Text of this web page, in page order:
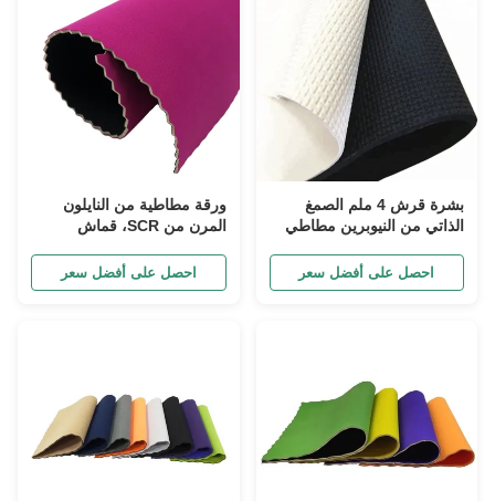
بشرة قرش 4 ملم الصمغ
الذاتي من النيوبرين مطاطي
احصل على أفضل سعر
ورقة مطاطية من النايلون
المرن من SCR، قماش
احصل على أفضل سعر